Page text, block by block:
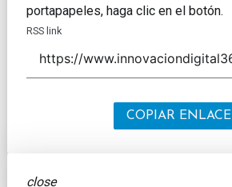
portapapeles, haga clic en el botón.
RSS link
COPIAR ENLACE
close